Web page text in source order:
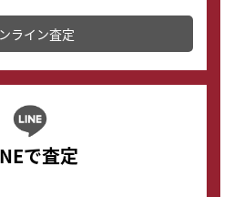
ライン査定
で査定